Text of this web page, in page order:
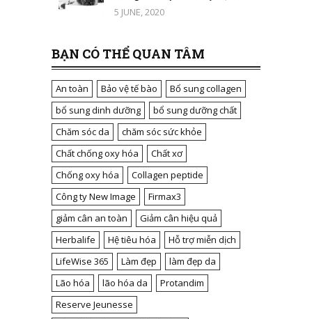
5 JUNE, 2020
BẠN CÓ THỂ QUAN TÂM
An toàn Bảo vệ tế bào
Bổ sung collagen
bổ sung dinh dưỡng
bổ sung dưỡng chất
Chăm sóc da
chăm sóc sức khỏe
Chất chống oxy hóa
Chất xơ
Chống oxy hóa
Collagen peptide
Công ty New Image
Firmax3
giảm cân an toàn
Giảm cân hiệu quả
Herbalife
Hệ tiêu hóa
Hỗ trợ miễn dịch
LifeWise 365
Làm đẹp
làm đẹp da
Lão hóa
lão hóa da
Protandim
Reserve Jeunesse